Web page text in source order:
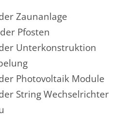
Zaunanlage
Pfosten
Unterkonstruktion
Photovoltaik Module
String Wechselrichter